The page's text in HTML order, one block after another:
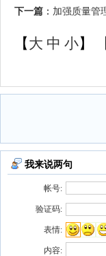
下一篇 ： 加强质量管
【 大 中 小】
我来说两句
帐号:
验证码:
表情:
内容: